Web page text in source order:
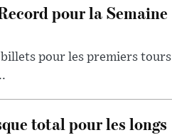
pour la Semaine
billets pour les premiers tours
total pour les longs